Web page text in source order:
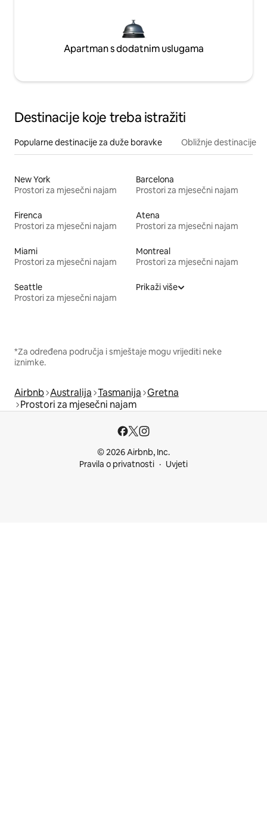
Apartman s dodatnim uslugama
Destinacije koje treba istražiti
Popularne destinacije za duže boravke Obližnje destinacije
New York
Prostori za mjesečni najam
Barcelona
Prostori za mjesečni najam
Firenca
Prostori za mjesečni najam
Atena
Prostori za mjesečni najam
Miami
Prostori za mjesečni najam
Montreal
Prostori za mjesečni najam
Seattle
Prostori za mjesečni najam
Prikaži više
*Za određena područja i smještaje mogu vrijediti neke
iznimke.
Airbnb Australija Tasmanija Gretna
Prostori za mjesečni najam
© 2026 Airbnb, Inc.
Pravila o privatnosti
Uvjeti